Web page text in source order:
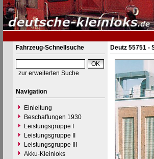
Fahrzeug-Schnellsuche
zur erweiterten Suche
Navigation
Einleitung
Beschaffungen 1930
Leistungsgruppe I
Leistungsgruppe II
Leistungsgruppe III
Akku-Kleinloks
Deutz 55751 -